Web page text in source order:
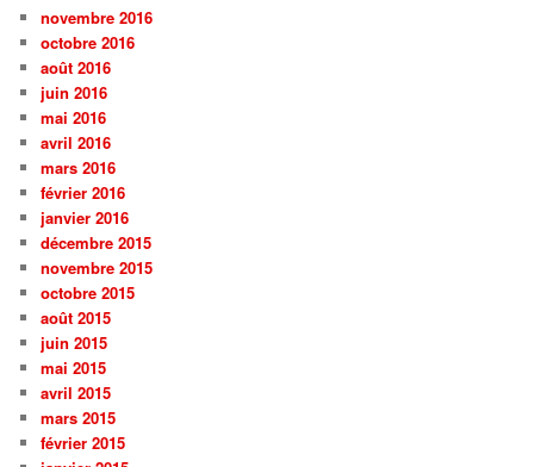
novembre 2016
octobre 2016
août 2016
juin 2016
mai 2016
avril 2016
mars 2016
février 2016
janvier 2016
décembre 2015
novembre 2015
octobre 2015
août 2015
juin 2015
mai 2015
avril 2015
mars 2015
février 2015